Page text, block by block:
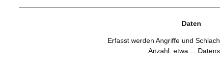
Daten
Erfasst werden Angriffe und
Anzahl: etwa ...